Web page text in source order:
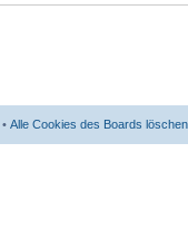
• Alle Cookies des Boards löschen